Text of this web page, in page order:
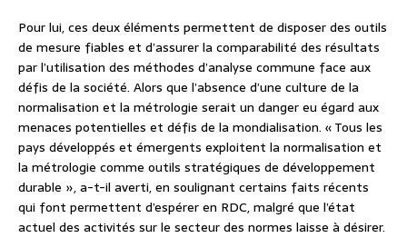
Pour lui, ces deux éléments permettent de disposer des outils
de mesure fiables et d’assurer la comparabilité des résultats
par l’utilisation des méthodes d’analyse commune face aux
défis de la société. Alors que l’absence d’une culture de la
normalisation et la métrologie serait un danger eu égard aux
menaces potentielles et défis de la mondialisation. « Tous les
pays développés et émergents exploitent la normalisation et
la métrologie comme outils stratégiques de développement
durable », a-t-il averti, en soulignant certains faits récents
qui font permettent d’espérer en RDC, malgré que l’état
actuel des activités sur le secteur des normes laisse à désirer.